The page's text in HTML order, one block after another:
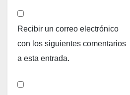
Recibir un correo electrónico
con los siguientes comentarios
a esta entrada.